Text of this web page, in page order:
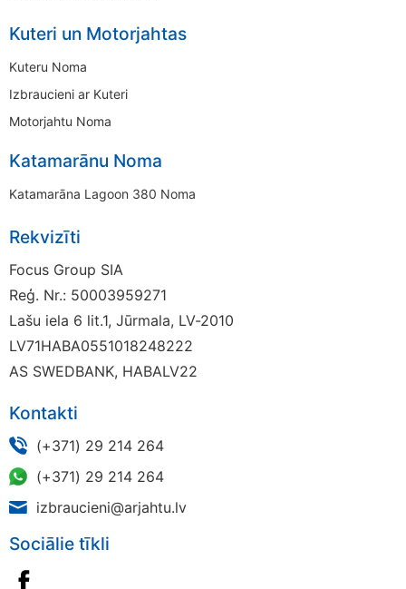
Kuteri un Motorjahtas
Kuteru Noma
Izbraucieni ar Kuteri
Motorjahtu Noma
Katamarānu Noma
Katamarāna Lagoon 380 Noma
Rekvizīti
Focus Group SIA
Reģ. Nr.: 50003959271
Lašu iela 6 lit.1, Jūrmala, LV-2010
LV71HABA0551018248222
AS SWEDBANK, HABALV22
Kontakti
(+371) 29 214 264
(+371) 29 214 264
izbraucieni@arjahtu.lv
Sociālie tīkli